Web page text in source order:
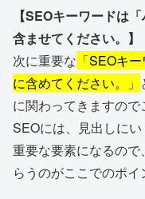
【SEOキーワードは
含ませてください。】
次に重要な 「SEOキ
に含めてください。」
に関わってきますので
SEOには、見出しに
重要な要素になるの
らうのがここでのポイ